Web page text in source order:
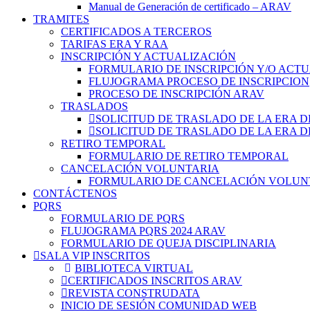
Manual de Generación de certificado – ARAV
TRAMITES
CERTIFICADOS A TERCEROS
TARIFAS ERA Y RAA
INSCRIPCIÓN Y ACTUALIZACIÓN
FORMULARIO DE INSCRIPCIÓN Y/O
FLUJOGRAMA PROCESO DE INSCRIPCION
PROCESO DE INSCRIPCIÓN ARAV
TRASLADOS
SOLICITUD DE TRASLADO DE LA ERA
SOLICITUD DE TRASLADO DE LA ERA
RETIRO TEMPORAL
FORMULARIO DE RETIRO TEMPORAL
CANCELACIÓN VOLUNTARIA
FORMULARIO DE CANCELACIÓN
CONTÁCTENOS
PQRS
FORMULARIO DE PQRS
FLUJOGRAMA PQRS 2024 ARAV
FORMULARIO DE QUEJA DISCIPLINARIA
SALA VIP INSCRITOS
BIBLIOTECA VIRTUAL
CERTIFICADOS INSCRITOS ARAV
REVISTA CONSTRUDATA
INICIO DE SESIÓN COMUNIDAD WEB